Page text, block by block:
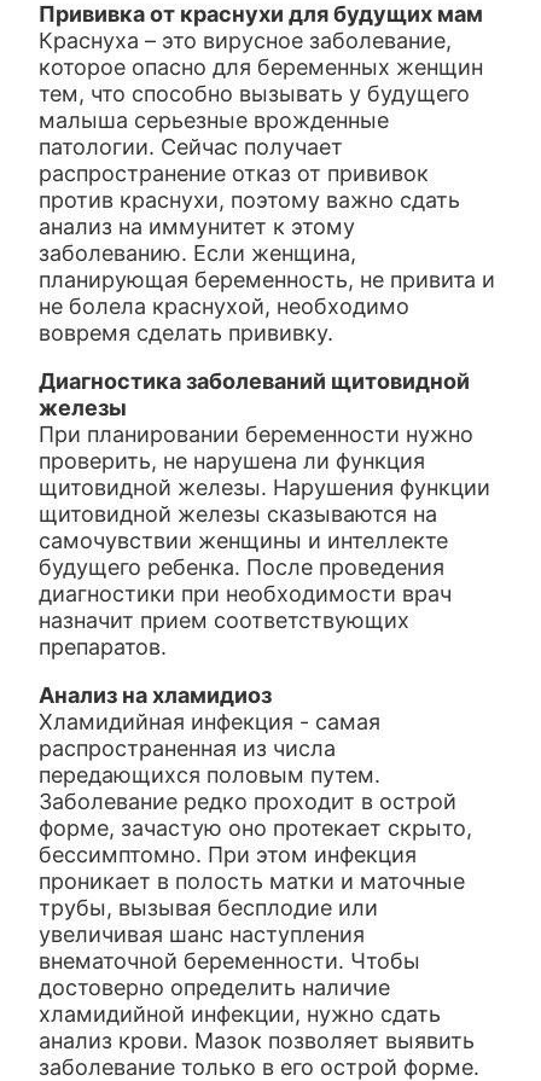
Прививка от краснухи для будущих мам
Краснуха – это вирусное заболевание,
которое опасно для беременных женщин
тем, что способно вызывать у будущего
малыша серьезные врожденные
патологии. Сейчас получает
распространение отказ от прививок
против краснухи, поэтому важно сдать
анализ на иммунитет к этому
заболеванию. Если женщина,
планирующая беременность, не привита и
не болела краснухой, необходимо
вовремя сделать прививку.
Диагностика заболеваний щитовидной
железы
При планировании беременности нужно
проверить, не нарушена ли функция
щитовидной железы. Нарушения функции
щитовидной железы сказываются на
самочувствии женщины и интеллекте
будущего ребенка. После проведения
диагностики при необходимости врач
назначит прием соответствующих
препаратов.
Анализ на хламидиоз
Хламидийная инфекция - самая
распространенная из числа
передающихся половым путем.
Заболевание редко проходит в острой
форме, зачастую оно протекает скрыто,
бессимптомно. При этом инфекция
проникает в полость матки и маточные
трубы, вызывая бесплодие или
увеличивая шанс наступления
внематочной беременности. Чтобы
достоверно определить наличие
хламидийной инфекции, нужно сдать
анализ крови. Мазок позволяет выявить
заболевание только в его острой форме.